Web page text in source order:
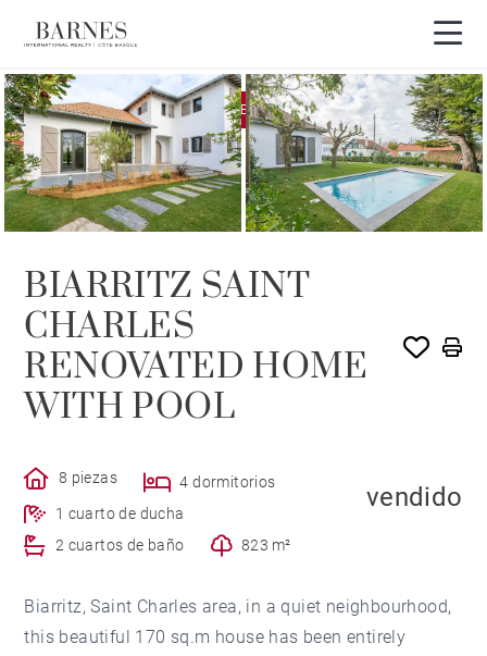
EXCLUSIVIDAD VENDIDO POR BARNES
BIARRITZ SAINT
CHARLES
RENOVATED HOME
WITH POOL
8 piezas
4 dormitorios
1 cuarto de ducha
2 cuartos de baño
823 m²
vendido
Biarritz, Saint Charles area, in a quiet neighbourhood,
this beautiful 170 sq.m house has been entirely